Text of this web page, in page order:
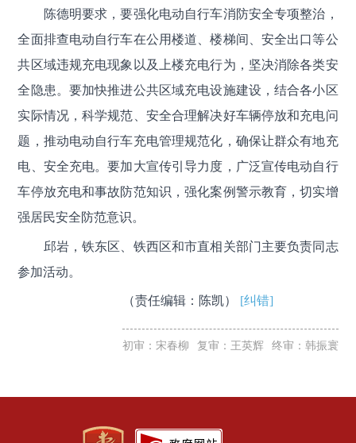
陈德明要求，要强化电动自行车消防安全专项整治，
全面排查电动自行车在公用楼道、楼梯间、安全出口等公
共区域违规充电现象以及上楼充电行为，坚决消除各类安
全隐患。要加快推进公共区域充电设施建设，结合各小区
实际情况，科学规范、安全合理解决好车辆停放和充电问
题，推动电动自行车充电管理规范化，确保让群众有地充
电、安全充电。要加大宣传引导力度，广泛宣传电动自行
车停放充电和事故防范知识，强化案例警示教育，切实增
强居民安全防范意识。
邱岩，铁东区、铁西区和市直相关部门主要负责同志
参加活动。
（责任编辑：陈凯） [纠错]
初审：宋春柳 复审：王英辉 终审：韩振寰